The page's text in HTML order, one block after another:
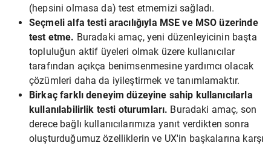
(hepsini olmasa da) test etmemizi sağladı.
Seçmeli alfa testi aracılığıyla MSE ve MSO üzerinde
test etme. Buradaki amaç, yeni düzenleyicinin başta
topluluğun aktif üyeleri olmak üzere kullanıcılar
tarafından açıkça benimsenmesine yardımcı olacak
çözümleri daha da iyileştirmek ve tanımlamaktır.
Birkaç farklı deneyim düzeyine sahip kullanıcılarla
kullanılabilirlik testi oturumları. Buradaki amaç, son
derece bağlı kullanıcılarımıza yanıt verdikten sonra
oluşturduğumuz özelliklerin ve UX'in başkalarına karşı